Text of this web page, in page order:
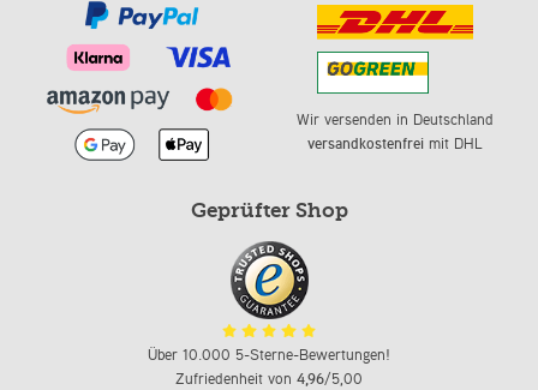
Wir versenden in Deutschland
versandkostenfreimit DHL
Geprüfter Shop
Über 10.000 5-Sterne-Bewertungen!
Zufriedenheit von 4,96/5,00